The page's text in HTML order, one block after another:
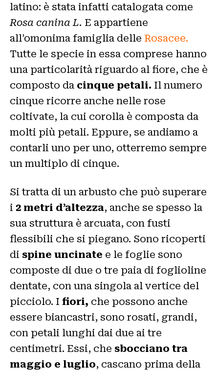
latino: è stata infatti catalogata come
Rosa canina L. E appartiene
all’omonima famiglia delle Rosacee.
Tutte le specie in essa comprese hanno
una particolarità riguardo al fiore, che è
composto da cinque petali. Il numero
cinque ricorre anche nelle rose
coltivate, la cui corolla è composta da
molti più petali. Eppure, se andiamo a
contarli uno per uno, otterremo sempre
un multiplo di cinque.
Si tratta di un arbusto che può superare
i 2 metri d’altezza, anche se spesso la
sua struttura è arcuata, con fusti
flessibili che si piegano. Sono ricoperti
di spine uncinate e le foglie sono
composte di due o tre paia di foglioline
dentate, con una singola al vertice del
picciolo. I fiori, che possono anche
essere biancastri, sono rosati, grandi,
con petali lunghi dai due ai tre
centimetri. Essi, che sbocciano tra
maggio e luglio, cascano prima della